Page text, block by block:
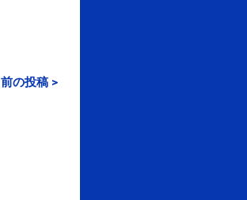
前の投稿 >